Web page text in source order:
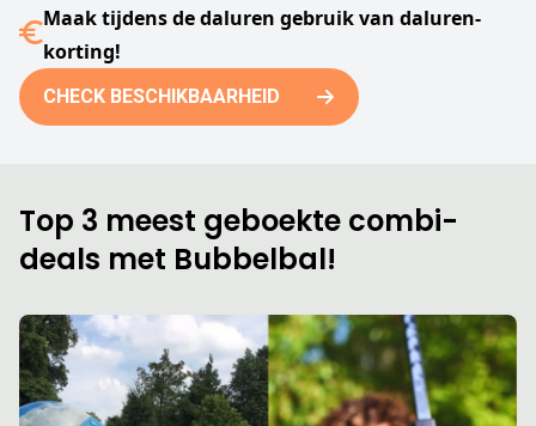
Maak tijdens de daluren gebruik van daluren-
korting!
CHECK BESCHIKBAARHEID
Top 3 meest geboekte combi-
deals met Bubbelbal!